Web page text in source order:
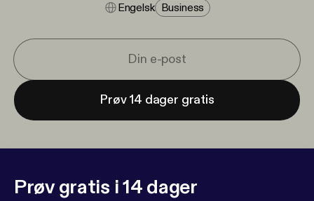
Engelsk Business
Prøv 14 dager gratis
Prøv gratis i 14 dager